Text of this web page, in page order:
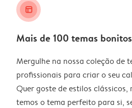
layout_alt
Mais de 100 temas bonitos
Mergulhe na nossa coleção de
profissionais para criar o seu
Quer goste de estilos clássicos,
temos o tema perfeito para si,